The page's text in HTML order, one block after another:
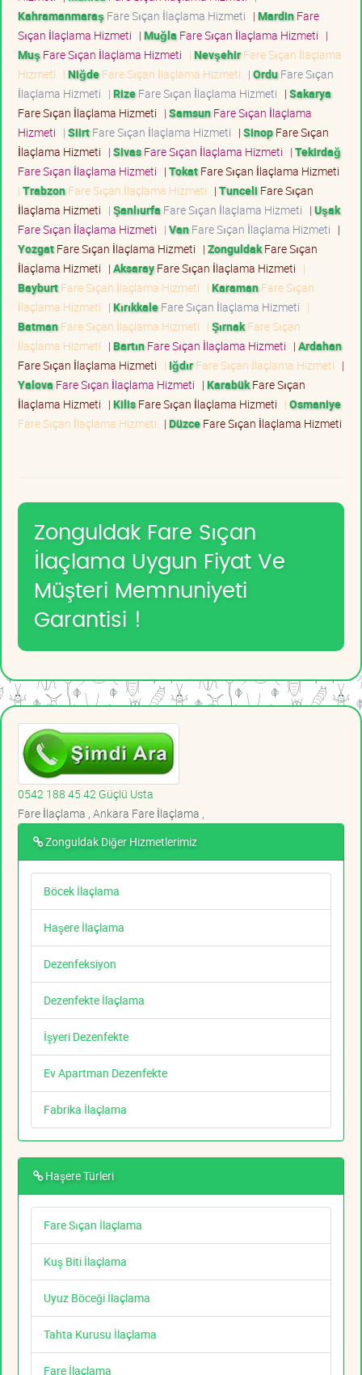
Kahramanmaraş Fare Sıçan İlaçlama Hizmeti | MardinFare
Sıçan İlaçlama Hizmeti | Muğla Fare Sıçan İlaçlama Hizmeti |
Muş Fare Sıçan İlaçlama Hizmeti | NevşehirFare Sıçan İlaçlama
Hizmeti | NiğdeFare Sıçan İlaçlama Hizmeti | OrduFare Sıçan
İlaçlama Hizmeti | RizeFare Sıçan İlaçlama Hizmeti | Sakarya
Fare Sıçan İlaçlama Hizmeti | SamsunFare Sıçan İlaçlama
Hizmeti | SiirtFare Sıçan İlaçlama Hizmeti | SinopFare Sıçan
İlaçlama Hizmeti | SivasFare Sıçan İlaçlama Hizmeti | Tekirdağ
Fare Sıçan İlaçlama Hizmeti | TokatFare Sıçan İlaçlama Hizmeti
| TrabzonFare Sıçan İlaçlama Hizmeti | Tunceli Fare Sıçan
İlaçlama Hizmeti | Şanlıurfa Fare Sıçan İlaçlama Hizmeti | Uşak
Fare Sıçan İlaçlama Hizmeti | VanFare Sıçan İlaçlama Hizmeti |
YozgatFare Sıçan İlaçlama Hizmeti | ZonguldakFare Sıçan
İlaçlama Hizmeti | AksarayFare Sıçan İlaçlama Hizmeti |
BayburtFare Sıçan İlaçlama Hizmeti | KaramanFare Sıçan
İlaçlama Hizmeti | KırıkkaleFare Sıçan İlaçlama Hizmeti |
BatmanFare Sıçan İlaçlama Hizmeti | ŞırnakFare Sıçan
İlaçlama Hizmeti | BartınFare Sıçan İlaçlama Hizmeti | Ardahan
Fare Sıçan İlaçlama Hizmeti | IğdırFare Sıçan İlaçlama Hizmeti |
Yalova Fare Sıçan İlaçlama Hizmeti | KarabükFare Sıçan
İlaçlama Hizmeti | KilisFare Sıçan İlaçlama Hizmeti | Osmaniye
Fare Sıçan İlaçlama Hizmeti | DüzceFare Sıçan İlaçlama Hizmeti
Zonguldak Fare Sıçan
İlaçlama Uygun Fiyat Ve
Müşteri Memnuniyeti
Garantisi !
0542 188 45 42 Güçlü Usta
Fare İlaçlama , Ankara Fare İlaçlama ,
Zonguldak Diğer Hizmetlerimiz
Böcek İlaçlama
Haşere İlaçlama
Dezenfeksiyon
Dezenfekte İlaçlama
İşyeri Dezenfekte
Ev Apartman Dezenfekte
Fabrika İlaçlama
Haşere Türleri
Fare Sıçan İlaçlama
Kuş Biti İlaçlama
Uyuz Böceği İlaçlama
Tahta Kurusu İlaçlama
Fare İlaçlama